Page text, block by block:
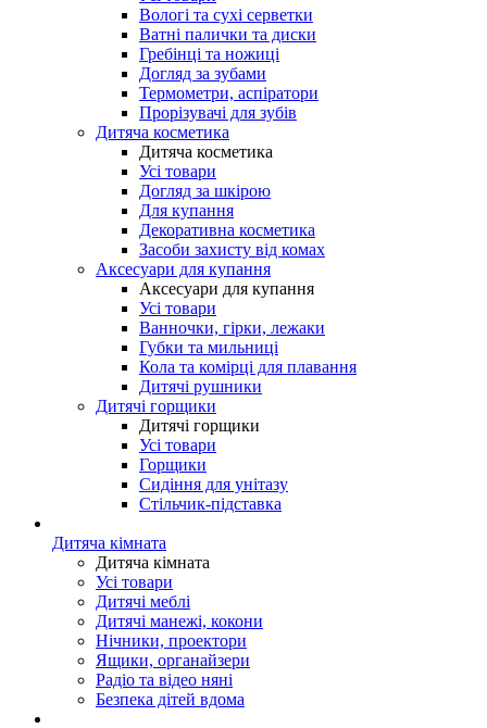
Вологі та сухі серветки
Ватні палички та диски
Гребінці та ножиці
Догляд за зубами
Термометри, аспіратори
Прорізувачі для зубів
Дитяча косметика
Дитяча косметика
Усі товари
Догляд за шкірою
Для купання
Декоративна косметика
Засоби захисту від комах
Аксесуари для купання
Аксесуари для купання
Усі товари
Ванночки, гірки, лежаки
Губки та мильниці
Кола та комірці для плавання
Дитячі рушники
Дитячі горщики
Дитячі горщики
Усі товари
Горщики
Сидіння для унітазу
Стільчик-підставка
Дитяча кімната
Дитяча кімната
Усі товари
Дитячі меблі
Дитячі манежі, кокони
Нічники, проектори
Ящики, органайзери
Радіо та відео няні
Безпека дітей вдома